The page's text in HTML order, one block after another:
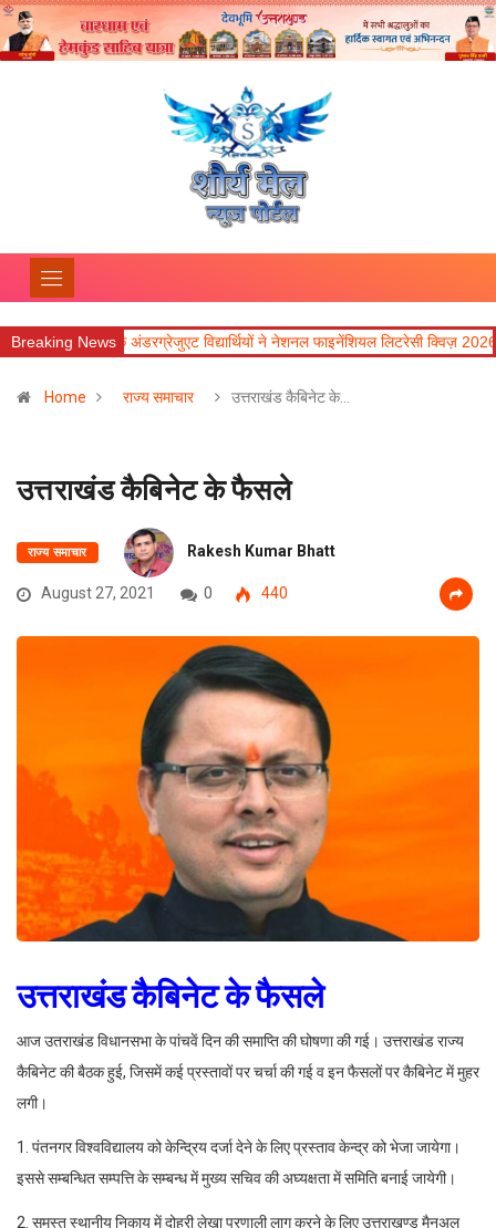
Breaking News
के अंडरग्रेजुएट विद्यार्थियों ने नेशनल फाइनेंशियल लिटरेसी क्विज़ 2026 में उत्कृष्ट
Home राज्य समाचार उत्तराखंड कैबिनेट के…
उत्तराखंड कैबिनेट के फैसले
राज्य समाचार Rakesh Kumar Bhatt
August 27, 2021 0 440
उत्तराखंड कैबिनेट के फैसले
आज उतराखंड विधानसभा के पांचवें दिन की समाप्ति की घोषणा की गई। उत्तराखंड राज्य
कैबिनेट की बैठक हुई, जिसमें कई प्रस्तावों पर चर्चा की गई व इन फैसलों पर कैबिनेट में मुहर
लगी।
1. पंतनगर विश्वविद्यालय को केन्द्रिय दर्जा देने के लिए प्रस्ताव केन्द्र को भेजा जायेगा।
इससे सम्बन्धित सम्पत्ति के सम्बन्ध में मुख्य सचिव की अघ्यक्षता में समिति बनाई जायेगी।
2. समस्त स्थानीय निकाय में दोहरी लेखा प्रणाली लागू करने के लिए उत्तराखण्ड मैनुअल